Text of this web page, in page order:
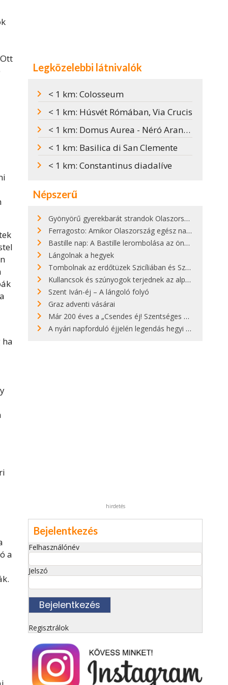
ha
a
Legközelebbi látnivalók
< 1 km: Colosseum
< 1 km: Húsvét Rómában, Via Crucis
< 1 km: Domus Aurea - Néró Aranypalotája
< 1 km: Basilica di San Clemente
< 1 km: Constantinus diadalíve
Népszerű
Gyönyörű gyerekbarát strandok Olaszországban - megmutatjuk a 15 legjobbat
Ferragosto: Amikor Olaszország egész nap nyaral
Bastille nap: A Bastille lerombolása az önkényuralom végét jelentette
Lángolnak a hegyek
Tombolnak az erdőtüzek Szicíliában és Szardínián
Kullancsok és szúnyogok terjednek az alpesi legelőkön
Szent Iván-éj – A lángoló folyó
Graz adventi vásárai
Már 200 éves a „Csendes éj! Szentséges éj!”
A nyári napforduló éjjelén legendás hegyi tüzek világítják meg Zugspitzét
hirdetés
Bejelentkezés
Felhasználónév
Jelszó
Regisztrálok